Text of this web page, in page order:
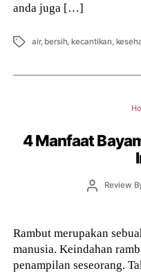
anda juga […]
Tags air, bersih, kecantikan,
4 Manfaat
PostReview
Rambut merupakan
manusia. Keindahan
penampilan seseorang.